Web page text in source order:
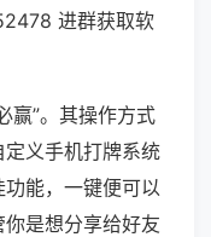
进群获取软
赢”。其操作方式
义手机打牌系统
能，一键便可以
是想分享给好友